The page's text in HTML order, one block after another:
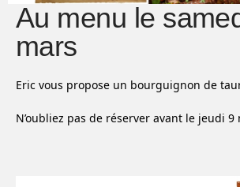
Au menu le
mars
Eric vous propose un bourguignon de
N’oubliez pas de réserver avant le jeudi 9